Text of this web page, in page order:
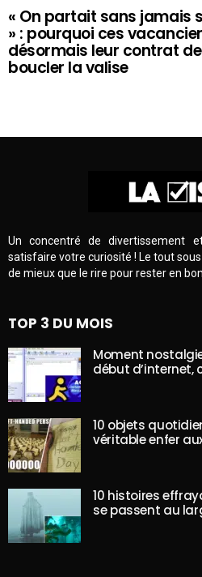
« On partait sans jamais
» : pourquoi ces
désormais leur contrat
boucler la valise
Un concentré de divertissement
satisfaire votre curiosité ! Le tout
de mieux que le rire pour rester en
TOP 3 DU MOIS
Moment
début d’internet,
10 objets
véritable enfer
10 histoires
se passent au